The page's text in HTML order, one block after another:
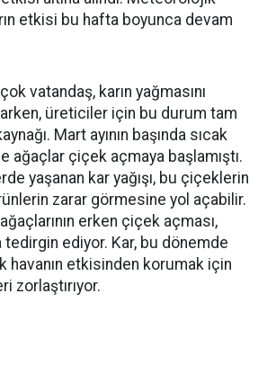
etkisi bu hafta boyunca devam
vatandaş, karın yağmasını
üreticiler için bu durum tam
Mart ayının başında sıcak
ağaçlar çiçek açmaya başlamıştı.
yaşanan kar yağışı, bu çiçeklerin
zarar görmesine yol açabilir.
erken çiçek açması,
ediyor. Kar, bu dönemde
havanın etkisinden korumak için
zorlaştırıyor.